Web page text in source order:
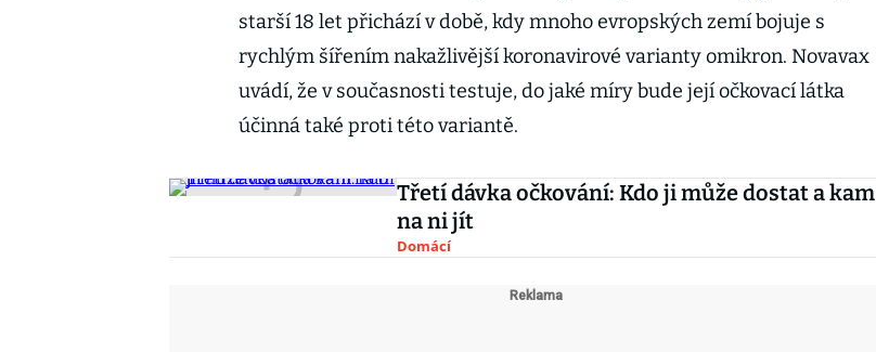
starší 18 let přichází v době, kdy mnoho evropských zemí bojuje s
rychlým šířením nakažlivější koronavirové varianty omikron. Novavax
uvádí, že v současnosti testuje, do jaké míry bude její očkovací látka
účinná také proti této variantě.
Třetí dávka očkování: Kdo ji může dostat a kam
na ni jít
Domácí